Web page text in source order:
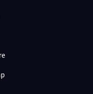
aktiviteter
och träning